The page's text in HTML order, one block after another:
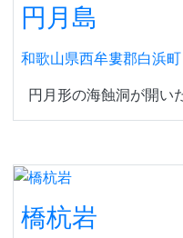
円月島
和歌山県西牟婁郡白浜町
円月形の海蝕洞が開い
橋杭岩